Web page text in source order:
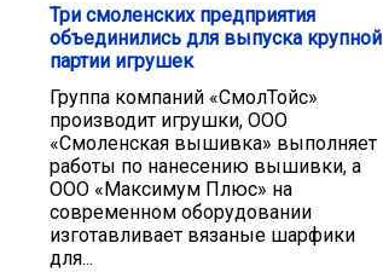
Три смоленских предприятия
объединились для выпуска крупной
партии игрушек
Группа компаний «СмолТойс»
производит игрушки, ООО
«Смоленская вышивка» выполняет
работы по нанесению вышивки, а
ООО «Максимум Плюс» на
современном оборудовании
изготавливает вязаные шарфики
для...